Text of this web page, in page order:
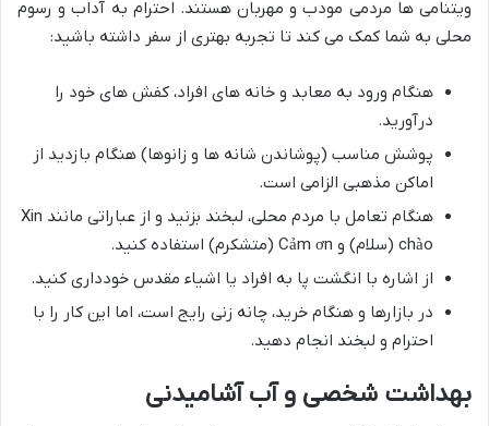
ویتنامی ها مردمی مودب و مهربان هستند. احترام به آداب و رسوم
محلی به شما کمک می کند تا تجربه بهتری از سفر داشته باشید:
هنگام ورود به معابد و خانه های افراد، کفش های خود را
درآورید.
پوشش مناسب (پوشاندن شانه ها و زانوها) هنگام بازدید از
اماکن مذهبی الزامی است.
هنگام تعامل با مردم محلی، لبخند بزنید و از عباراتی مانند Xin
chào (سلام) و Cảm ơn (متشکرم) استفاده کنید.
از اشاره با انگشت پا به افراد یا اشیاء مقدس خودداری کنید.
در بازارها و هنگام خرید، چانه زنی رایج است، اما این کار را با
احترام و لبخند انجام دهید.
بهداشت شخصی و آب آشامیدنی